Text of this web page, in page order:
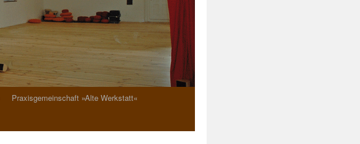
Praxisgemeinschaft »Alte Werkstatt«